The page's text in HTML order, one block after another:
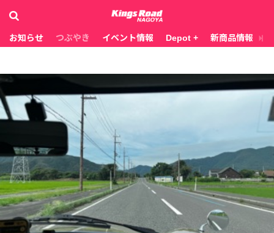
お知らせ つぶやき イベント情報 Depot + 新商品情報